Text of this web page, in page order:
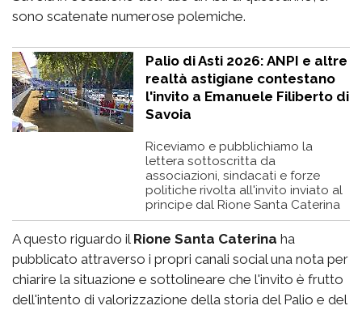
sono scatenate numerose polemiche.
Palio di Asti 2026: ANPI e altre
realtà astigiane contestano
l'invito a Emanuele Filiberto di
Savoia
Riceviamo e pubblichiamo la
lettera sottoscritta da
associazioni, sindacati e forze
politiche rivolta all'invito inviato al
principe dal Rione Santa Caterina
A questo riguardo il Rione Santa Caterina ha
pubblicato attraverso i propri canali social una nota per
chiarire la situazione e sottolineare che l'invito è frutto
dell'intento di valorizzazione della storia del Palio e del